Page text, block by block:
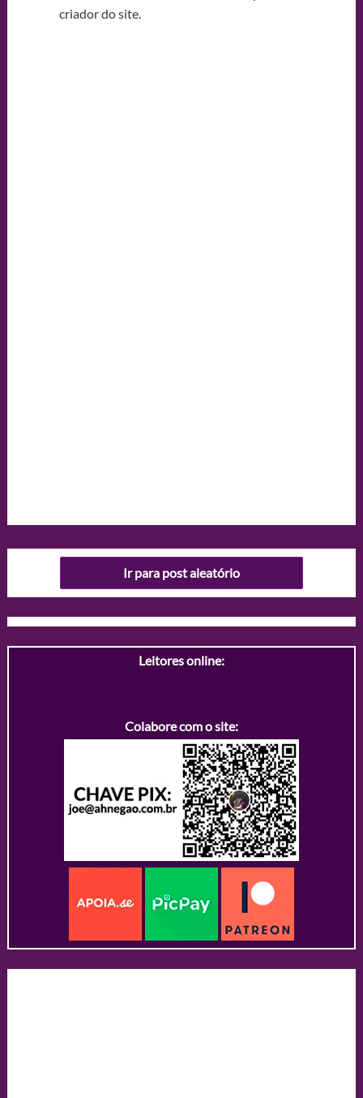
criador do site.
Ir para post aleatório
Leitores online:
Colabore com o site: